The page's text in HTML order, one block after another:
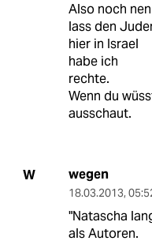
Also noch
lass den
hier in Israel
habe ich
rechte.
Wenn du
ausschaut.
W wegen
18.03.2013,
"Natascha
als Autoren.